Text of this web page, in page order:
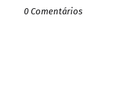
0 Comentários